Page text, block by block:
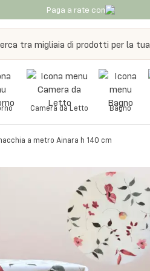
Paga a rate con
Camera da Letto Bagno
a metro Ainara h 140 cm